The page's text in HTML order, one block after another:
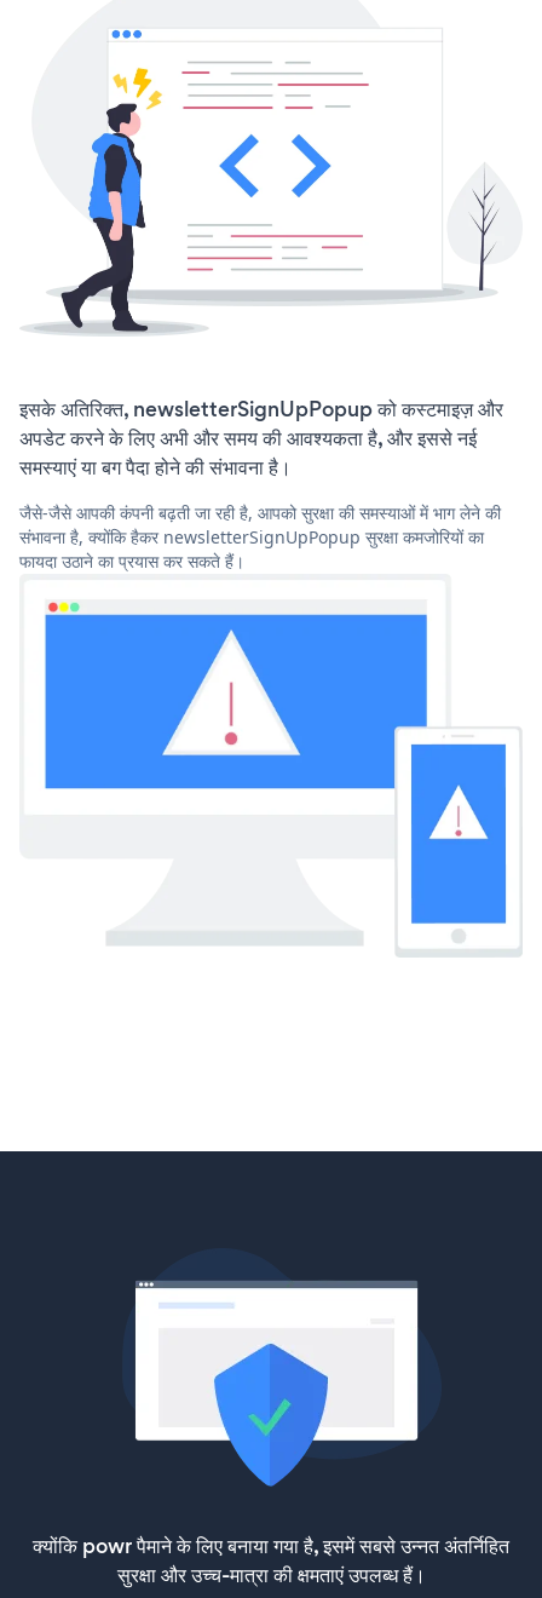
इसके अतिरिक्त, newsletterSignUpPopup को कस्टमाइज़ और
अपडेट करने के लिए अभी और समय की आवश्यकता है, और इससे नई
समस्याएं या बग पैदा होने की संभावना है।
जैसे-जैसे आपकी कंपनी बढ़ती जा रही है, आपको सुरक्षा की समस्याओं में भाग लेने की
संभावना है, क्योंकि हैकर newsletterSignUpPopup सुरक्षा कमजोरियों का
फायदा उठाने का प्रयास कर सकते हैं।
क्योंकि powr पैमाने के लिए बनाया गया है, इसमें सबसे उन्नत अंतर्निहित
सुरक्षा और उच्च-मात्रा की क्षमताएं उपलब्ध हैं।